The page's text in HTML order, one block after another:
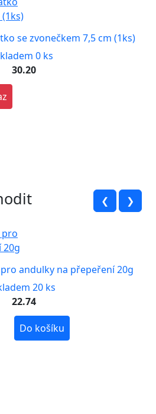
se zvonečkem 7,5 cm (1ks)
0 ks
30.20
❮ ❯
pro andulky na přepeření 20g
20 ks
22.74
Do košíku